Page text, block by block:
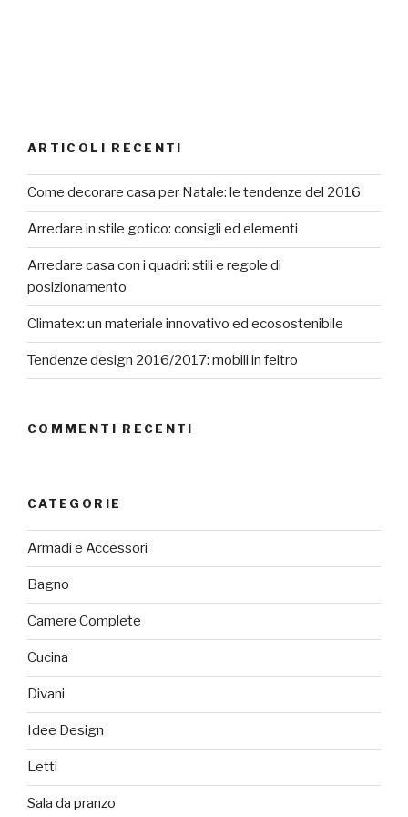
ARTICOLI RECENTI
Come decorare casa per Natale: le tendenze del 2016
Arredare in stile gotico: consigli ed elementi
Arredare casa con i quadri: stili e regole di
posizionamento
Climatex: un materiale innovativo ed ecosostenibile
Tendenze design 2016/2017: mobili in feltro
COMMENTI RECENTI
CATEGORIE
Armadi e Accessori
Bagno
Camere Complete
Cucina
Divani
Idee Design
Letti
Sala da pranzo